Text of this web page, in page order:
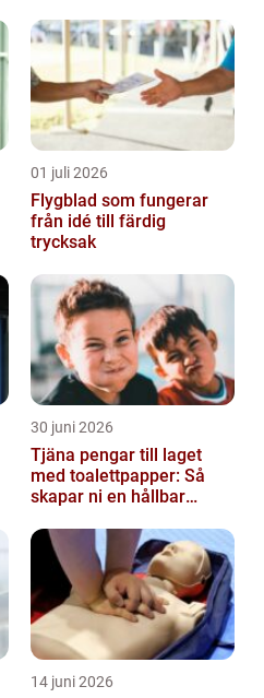
01 juli 2026
Flygblad som fungerar
från idé till färdig
trycksak
30 juni 2026
Tjäna pengar till laget
med toalettpapper: Så
skapar ni en hållbar
14 juni 2026